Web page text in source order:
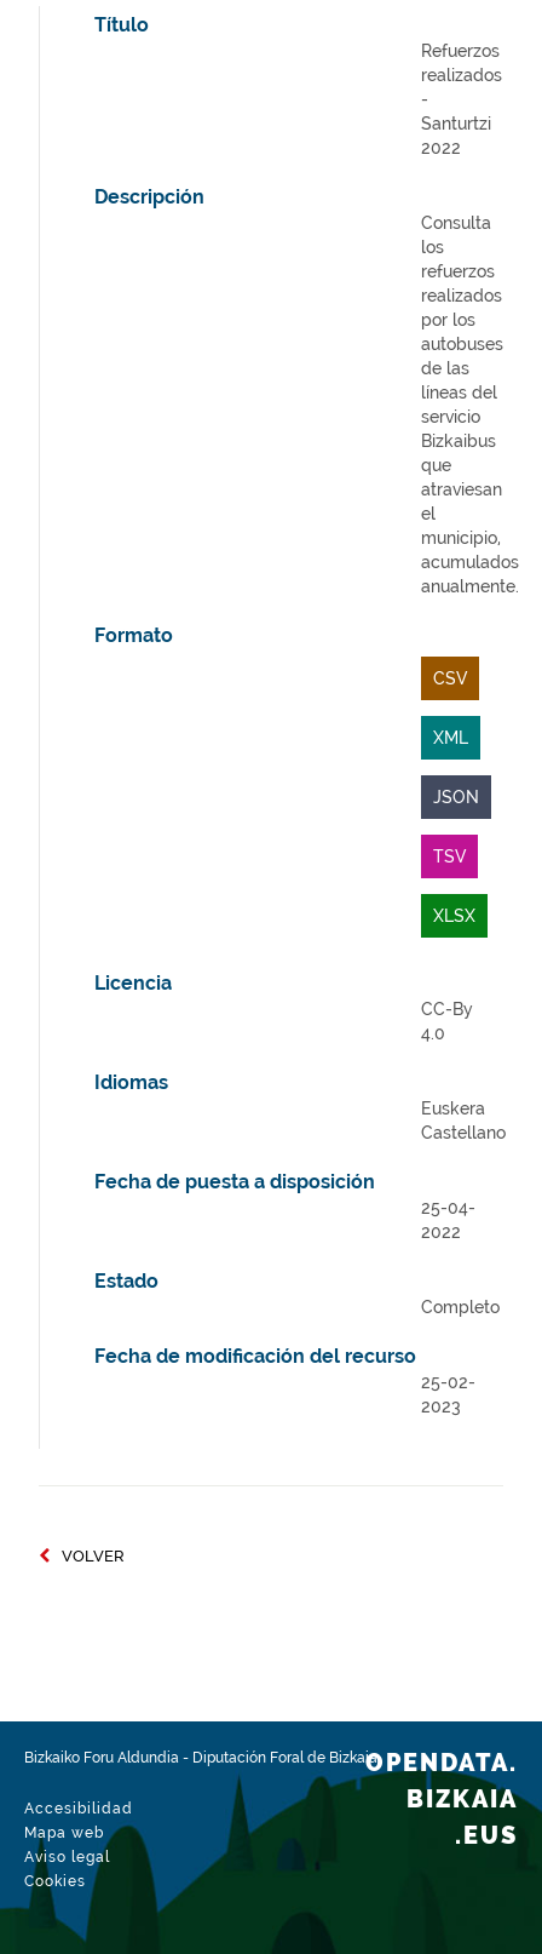
Título
Refuerzos
realizados
-
Santurtzi
2022
Descripción
Consulta
los
refuerzos
realizados
por los
autobuses
de las
líneas del
servicio
Bizkaibus
que
atraviesan
el
municipio,
acumulados
anualmente.
Formato
CSV
XML
JSON
TSV
XLSX
Licencia
CC-By
4.0
Idiomas
Euskera
Castellano
Fecha de puesta a disposición
25-04-
2022
Estado
Completo
Fecha de modificación del recurso
25-02-
2023
VOLVER
Bizkaiko Foru Aldundia - Diputación Foral de Bizkaia
Accesibilidad
Mapa web
Aviso legal
Cookies
OPENDATA.
BIZKAIA
.EUS